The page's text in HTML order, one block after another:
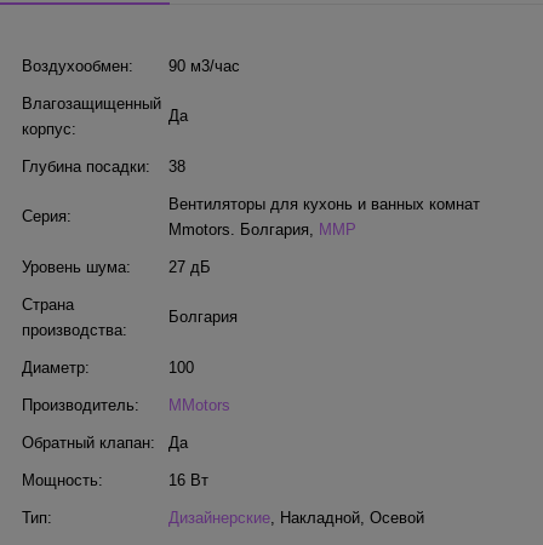
Воздухообмен: 90 м3/час
Влагозащищенный
корпус:
Да
Глубина посадки: 38
Серия:
Вентиляторы для кухонь и ванных комнат
Mmotors. Болгария, MMP
Уровень шума: 27 дБ
Страна
производства:
Болгария
Диаметр: 100
Производитель: MMotors
Обратный клапан: Да
Мощность: 16 Вт
Тип: Дизайнерские, Накладной, Осевой